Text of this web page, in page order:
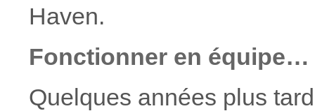
Haven.
Fonctionner en équipe…
Quelques années plus